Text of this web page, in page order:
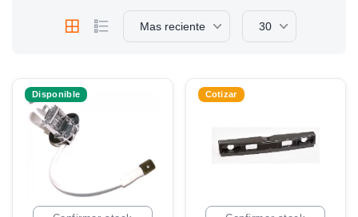
Mas reciente 30
Disponible Cotizar